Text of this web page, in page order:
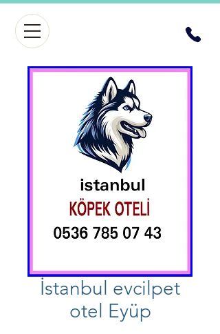
İstanbul evcilpet
otel Eyüp